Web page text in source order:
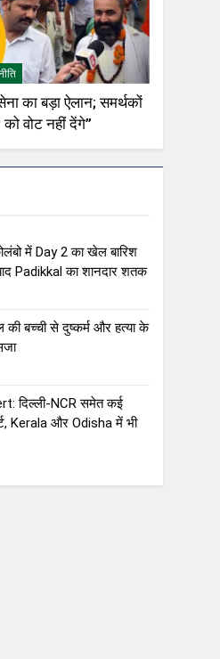
का बड़ा ऐलान; समर्थकों
वोट नहीं देंगे”
में Day 2 का खेल बारिश
Padikkal का शानदार शतक
की बच्ची से दुष्कर्म और हत्या के
दिल्ली-NCR समेत कई
Kerala और Odisha में भी